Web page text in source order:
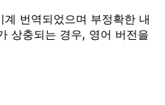
번역되었으며 부정확한 내
상충되는 경우, 영어 버전을